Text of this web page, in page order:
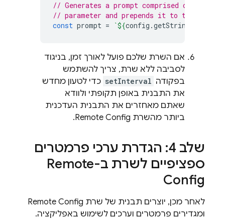
// Generates a prompt comprised of the
// parameter and prepends it to the user
const prompt = `${config .getString
אם השרת שלכם פועל לאורך זמן, בניגוד
לסביבה ללא שרת, צריך להשתמש
בפקודה setInterval כדי לטעון מחדש
את התבנית באופן תקופתי ולוודא
שאתם מאחזרים את התבנית העדכנית
ביותר מהשרת Remote Config
.
שלב 4: הגדרת ערכי פרמטרים
ספציפיים לשרת ב-Remote
Config
לאחר מכן, יוצרים תבנית של שרת Remote Config
ומגדירים פרמטרים וערכים לשימוש באפליקציה.